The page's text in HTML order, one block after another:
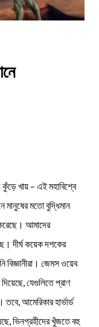
খায় – এই মহাবিশ্বে
মানুষের মতো বুদ্ধিমান
আমাদের
দীর্ঘ কয়েক দশকের
বিজ্ঞানীরা। জেমস ওয়েব
যেগুলিতে প্রাণ
আমেরিকার হার্ভার্ড
ভিনগ্রহীদের খুঁজতে বহু